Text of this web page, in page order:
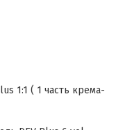
1:1 ( 1 часть крема-